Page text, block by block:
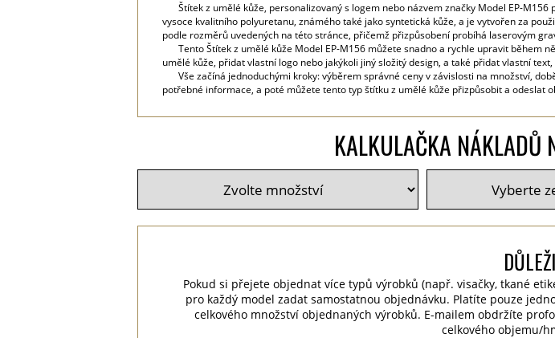
Štítek z umělé kůže, personalizovaný s logem nebo názvem značky Model EP-
vysoce kvalitního polyuretanu, známého také jako syntetická kůže, a je vytvořen za
podle rozměrů uvedených na této stránce, přičemž přizpůsobení probíhá laserovým
Tento Štítek z umělé kůže Model EP-M156 můžete snadno a rychle upravit
umělé kůže, přidat vlastní logo nebo jakýkoli jiný složitý design, a také přidat vlastní
Vše začíná jednoduchými kroky: výběrem správné ceny v závislosti na množství,
potřebné informace, a poté můžete tento typ štítku z umělé kůže přizpůsobit a odeslat
KALKULAČKA NÁKLADŮ
Pokud si přejete objednat více typů výrobků (např. visačky, tkané
pro každý model zadat samostatnou objednávku. Platíte pouze
celkového množství objednaných výrobků. E-mailem obdržíte
celkového objemu/